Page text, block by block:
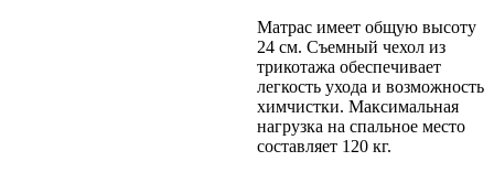
Матрас имеет общую высоту
24 см. Съемный чехол из
трикотажа обеспечивает
легкость ухода и возможность
химчистки. Максимальная
нагрузка на спальное место
составляет 120 кг.